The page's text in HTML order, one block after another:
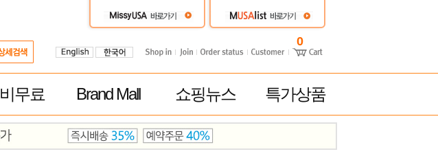
0
무료 Brand Mall 쇼핑뉴스 특가상품